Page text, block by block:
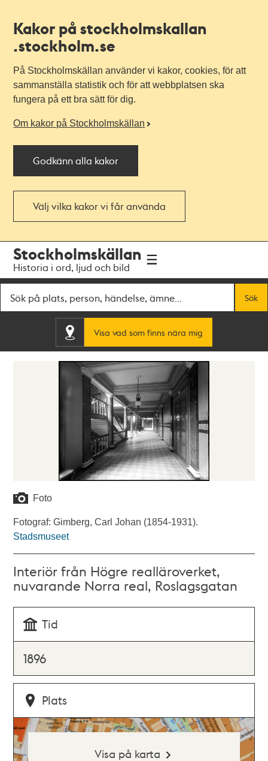
Kakor på stockholmskallan
.stockholm.se
På Stockholmskällan använder vi kakor, cookies, för att
sammanställa statistik och för att webbplatsen ska
fungera på ett bra sätt för dig.
Om kakor på Stockholmskällan
Godkänn alla kakor
Välj vilka kakor vi får använda
navigationen
huvudinnehållet
Stockholmskällan
Historia i ord, ljud och bild
Sök
Visa vad som finns nära mig
Foto
Fotograf: Gimberg, Carl Johan (1854-1931).
Stadsmuseet
Interiör från Högre realläroverket,
nuvarande Norra real, Roslagsgatan
Tid
1896
Plats
Visa på karta